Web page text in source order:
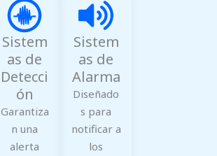
Sistem
as de
Detecci
ón
Garantiza
n una
alerta
Sistem
as de
Alarma
Diseñado
s para
notificar a
los